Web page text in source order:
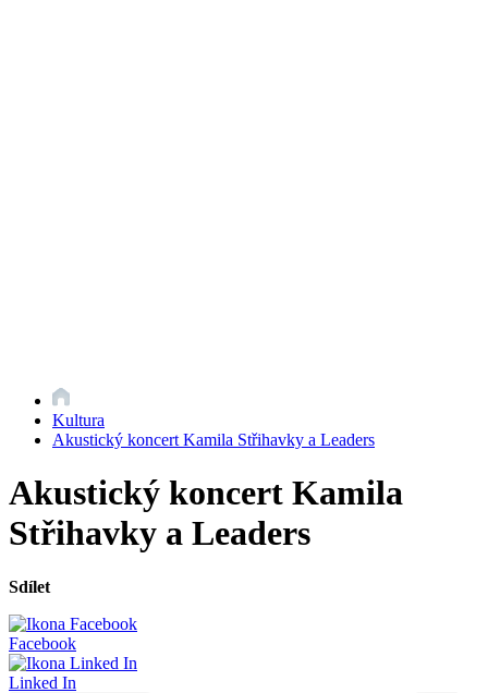
Kultura
Akustický koncert Kamila Střihavky a Leaders
Akustický koncert Kamila
Střihavky a Leaders
Sdílet
Facebook
Linked In